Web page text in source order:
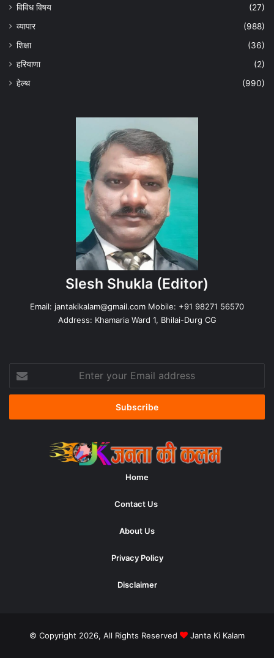
विविध विषय
(27)
व्यापार
(988)
शिक्षा
(36)
हरियाणा
(2)
हेल्‍थ
(990)
Slesh Shukla (Editor)
Email: jantakikalam@gmail.com Mobile: +91 98271 56570
Address: Khamaria Ward 1, Bhilai-Durg CG
your
Email
Home
Contact Us
About Us
Privacy Policy
Disclaimer
© Copyright 2026, All Rights Reserved Janta Ki Kalam